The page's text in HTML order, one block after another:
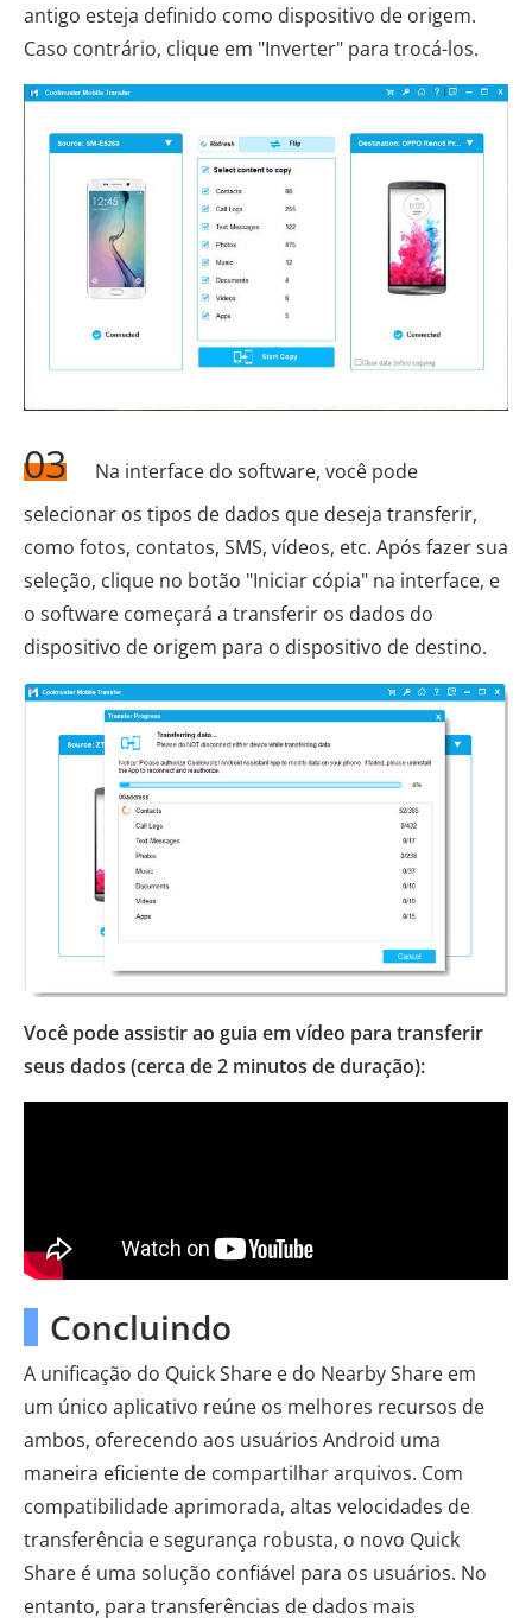
antigo esteja definido como dispositivo de origem.
Caso contrário, clique em "Inverter" para trocá-los.
03
Na interface do software, você pode
selecionar os tipos de dados que deseja transferir,
como fotos, contatos, SMS, vídeos, etc. Após fazer sua
seleção, clique no botão "Iniciar cópia" na interface, e
o software começará a transferir os dados do
dispositivo de origem para o dispositivo de destino.
Você pode assistir ao guia em vídeo para transferir
seus dados (cerca de 2 minutos de duração):
Concluindo
A unificação do Quick Share e do Nearby Share em
um único aplicativo reúne os melhores recursos de
ambos, oferecendo aos usuários Android uma
maneira eficiente de compartilhar arquivos. Com
compatibilidade aprimorada, altas velocidades de
transferência e segurança robusta, o novo Quick
Share é uma solução confiável para os usuários. No
entanto, para transferências de dados mais